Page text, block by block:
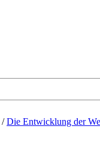
/Die Entwicklung der